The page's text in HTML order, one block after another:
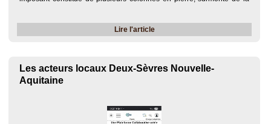
Lire l'article
Les acteurs locaux Deux-Sèvres Nouvelle-
Aquitaine